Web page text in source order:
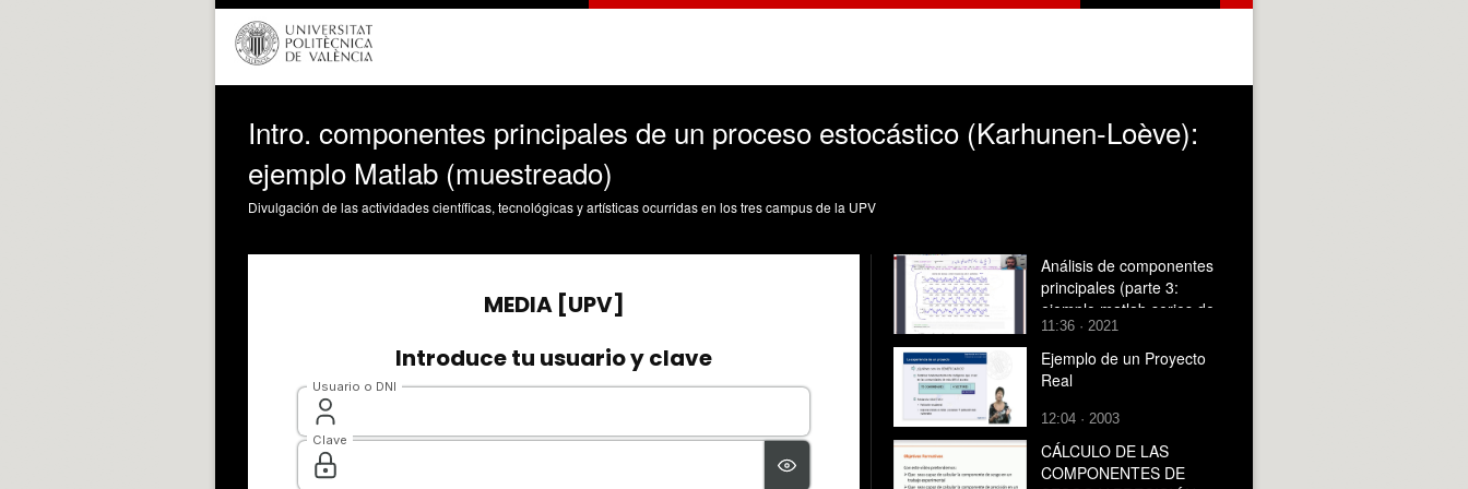
Intro. componentes principales de un proceso estocástico (Karhunen-Loève):
ejemplo Matlab (muestreado)
Divulgación de las actividades científicas, tecnológicas y artísticas ocurridas en los tres campus de la UPV
Análisis de componentes
principales (parte 3:
ejemplo matlab series de
datos)
11:36 · 2021
Ejemplo de un Proyecto
Real
12:04 · 2003
CÁLCULO DE LAS
COMPONENTES DE